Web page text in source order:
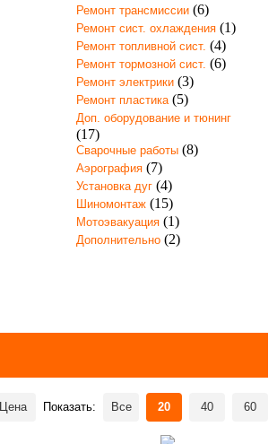
Ремонт трансмиссии(6)
Ремонт сист. охлаждения(1)
Ремонт топливной сист. (4)
Ремонт тормозной сист. (6)
Ремонт электрики(3)
Ремонт пластика(5)
Доп. оборудование и тюнинг
(17)
Сварочные работы(8)
Аэрография(7)
Установка дуг(4)
Шиномонтаж(15)
Мотоэвакуация(1)
Дополнительно(2)
Показать: Все 20 40 60
Цена